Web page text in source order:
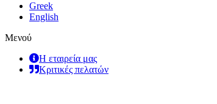
Greek
English
Μενού
Η εταιρεία μας
Κριτικές πελατών